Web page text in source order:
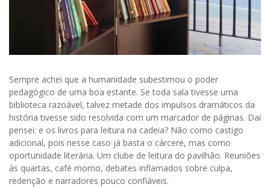
Sempre achei que a humanidade subestimou o poder
pedagógico de uma boa estante. Se toda sala tivesse uma
biblioteca razoável, talvez metade dos impulsos dramáticos da
história tivesse sido resolvida com um marcador de páginas. Daí
pensei: e os livros para leitura na cadeia? Não como castigo
adicional, pois nesse caso já basta o cárcere, mas como
oportunidade literária. Um clube de leitura do pavilhão. Reuniões
às quartas, café morno, debates inflamados sobre culpa,
redenção e narradores pouco confiáveis.